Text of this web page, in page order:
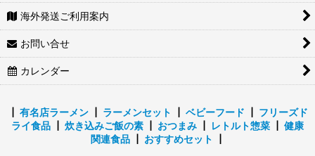
海外発送ご利用案内
お問い合せ
カレンダー
有名店ラーメン┃ ラーメンセット ベビーフード
フリーズド
ライ食品
炊き込みご飯の素 おつまみ レトルト惣菜
健康
関連食品┃ おすすめセット